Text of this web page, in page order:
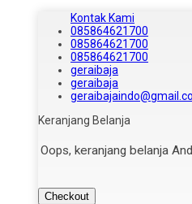
Kontak Kami
085864621700
085864621700
085864621700
geraibaja
geraibaja
Keranjang Belanja
Oops, keranjang belanja
Checkout